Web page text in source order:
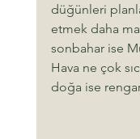
düğünleri
etmek daha
sonbahar ise
Hava ne çok
doğa ise